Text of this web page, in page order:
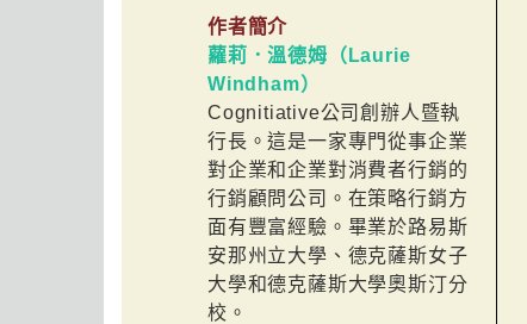
作者簡介
蘿莉．溫德姆（Laurie
Windham）
Cognitiative公司創辦人暨執
行長。這是一家專門從事企業
對企業和企業對消費者行銷的
行銷顧問公司。在策略行銷方
面有豐富經驗。畢業於路易斯
安那州立大學、德克薩斯女子
大學和德克薩斯大學奧斯汀分
校。